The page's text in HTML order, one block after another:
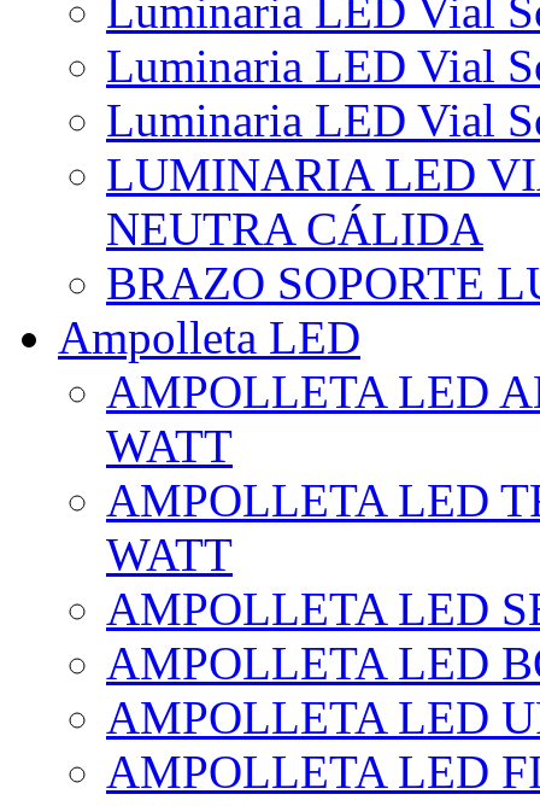
Luminaria LED Vial
Luminaria LED Vial
Luminaria LED Vial
LUMINARIA LED
NEUTRA CÁLIDA
BRAZO SOPORTE
Ampolleta LED
AMPOLLETA LED
WATT
AMPOLLETA LED
WATT
AMPOLLETA LED
AMPOLLETA LED
AMPOLLETA LED
AMPOLLETA LED